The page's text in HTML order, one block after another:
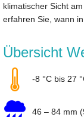
klimatischer Sicht
erfahren Sie, wann
Übersicht
-8 °C bis 27
46 – 84 mm